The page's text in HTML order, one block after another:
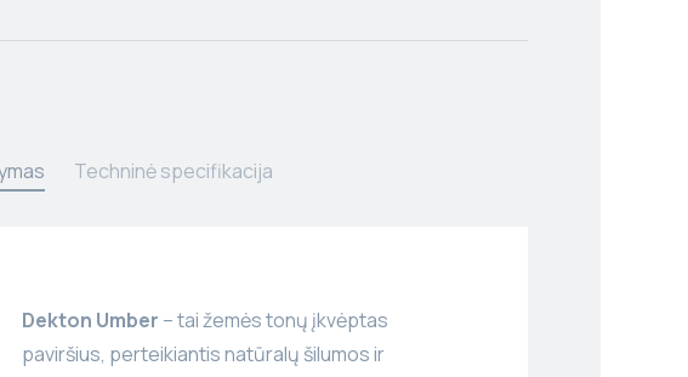
Techninė specifikacija
Dekton Umber – tai žemės tonų įkvėptas
paviršius, perteikiantis natūralų šilumos ir